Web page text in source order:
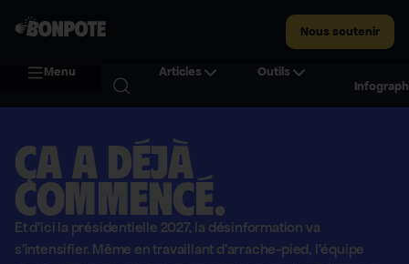
Nous soutenir
Menu Articles
Outils
Ça a déjà
commencé.
Et d'ici la présidentielle 2027, la désinformation va
s'intensifier. Même en travaillant d'arrache-pied, l'équipe